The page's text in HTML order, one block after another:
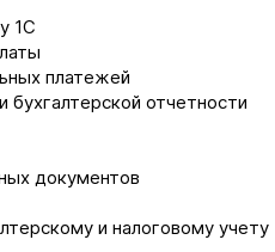
1С
платежей
отчетности
документов
и налоговому учету